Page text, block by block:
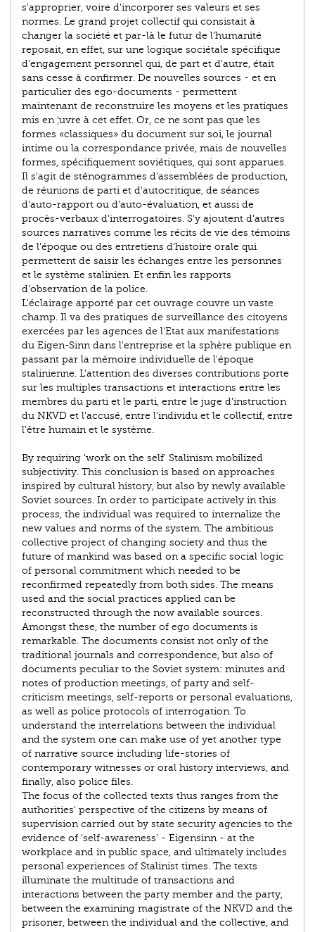
s'approprier, voire d'incorporer ses valeurs et ses
normes. Le grand projet collectif qui consistait à
changer la société et par-là le futur de l'humanité
reposait, en effet, sur une logique sociétale spécifique
d'engagement personnel qui, de part et d'autre, était
sans cesse à confirmer. De nouvelles sources - et en
particulier des ego-documents - permettent
maintenant de reconstruire les moyens et les pratiques
mis en ¦uvre à cet effet. Or, ce ne sont pas que les
formes «classiques» du document sur soi, le journal
intime ou la correspondance privée, mais de nouvelles
formes, spécifiquement soviétiques, qui sont apparues.
Il s'agit de sténogrammes d'assemblées de production,
de réunions de parti et d'autocritique, de séances
d'auto-rapport ou d'auto-évaluation, et aussi de
procès-verbaux d'interrogatoires. S'y ajoutent d'autres
sources narratives comme les récits de vie des témoins
de l'époque ou des entretiens d'histoire orale qui
permettent de saisir les échanges entre les personnes
et le système stalinien. Et enfin les rapports
d'observation de la police.
L'éclairage apporté par cet ouvrage couvre un vaste
champ. Il va des pratiques de surveillance des citoyens
exercées par les agences de l'Etat aux manifestations
du Eigen-Sinn dans l'entreprise et la sphère publique en
passant par la mémoire individuelle de l'époque
stalinienne. L'attention des diverses contributions porte
sur les multiples transactions et interactions entre les
membres du parti et le parti, entre le juge d'instruction
du NKVD et l'accusé, entre l'individu et le collectif, entre
l'être humain et le système.
By requiring 'work on the self' Stalinism mobilized
subjectivity. This conclusion is based on approaches
inspired by cultural history, but also by newly available
Soviet sources. In order to participate actively in this
process, the individual was required to internalize the
new values and norms of the system. The ambitious
collective project of changing society and thus the
future of mankind was based on a specific social logic
of personal commitment which needed to be
reconfirmed repeatedly from both sides. The means
used and the social practices applied can be
reconstructed through the now available sources.
Amongst these, the number of ego documents is
remarkable. The documents consist not only of the
traditional journals and correspondence, but also of
documents peculiar to the Soviet system: minutes and
notes of production meetings, of party and self-
criticism meetings, self-reports or personal evaluations,
as well as police protocols of interrogation. To
understand the interrelations between the individual
and the system one can make use of yet another type
of narrative source including life-stories of
contemporary witnesses or oral history interviews, and
finally, also police files.
The focus of the collected texts thus ranges from the
authorities' perspective of the citizens by means of
supervision carried out by state security agencies to the
evidence of 'self-awareness' - Eigensinn - at the
workplace and in public space, and ultimately includes
personal experiences of Stalinist times. The texts
illuminate the multitude of transactions and
interactions between the party member and the party,
between the examining magistrate of the NKVD and the
prisoner, between the individual and the collective, and